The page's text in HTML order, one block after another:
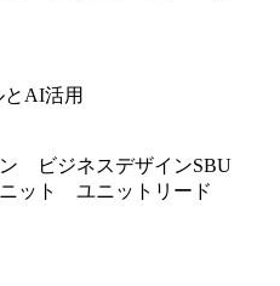
AI活用
ビジネスデザインSBU
ット ユニットリード